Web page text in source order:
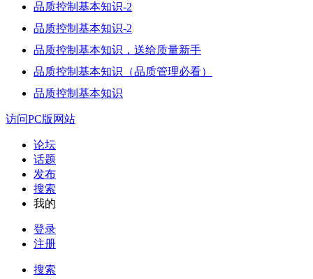
品质控制基本知识-2
品质控制基本知识-2
品质控制基本知识，送给质量新手
品质控制基本知识（品质管理必看）
品质控制基本知识
访问PC版网站
论坛
话题
发布
搜索
我的
登录
注册
搜索